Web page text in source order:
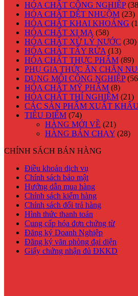
HÓA CHẤT CÔNG NGHIỆP
HÓA CHẤT DỆT NHUỘM (23)
HÓA CHẤT KHAI KHOÁNG
HÓA CHẤT XI MẠ (58)
HÓA CHẤT XỬ LÝ NƯỚC (30)
HÓA CHẤT TẨY RỬA (13)
HÓA CHẤT THỰC PHẨM (89)
PHỤ GIA THỨC ĂN CHĂN
DUNG MÔI CÔNG NGHIỆP
HÓA CHẤT MỸ PHẨM (8)
HÓA CHẤT THÍ NGHIỆM (21)
CÁC SẢN PHẨM XUẤT KHẨU
TIÊU ĐIỂM (74)
HÀNG MỚI VỀ (21)
HÀNG BÁN CHẠY (28)
CHÍNH SÁCH BÁN HÀNG
Điều khoản dịch vụ
Chính sách bảo mật
Hướng dẫn mua hàng
Chính sách kiểm hàng
Chính sách đổi trả hàng
Hình thức thanh toán
Cung cấp hóa đơn chứng từ
Đăng ký Doanh Nghiệp
Đăng ký văn phòng đại diện
Giấy chứng nhận đủ ĐKKD